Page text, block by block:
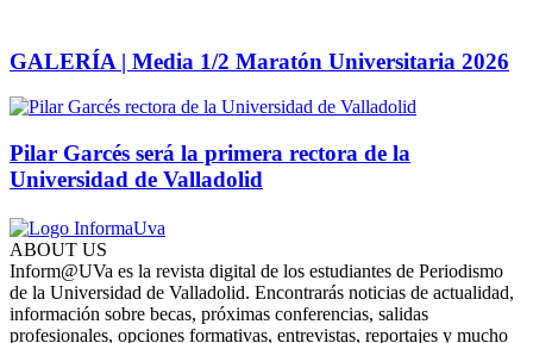
GALERÍA | Media 1/2 Maratón Universitaria 2026
Pilar Garcés será la primera rectora de la
Universidad de Valladolid
ABOUT US
Inform@UVa es la revista digital de los estudiantes de Periodismo
de la Universidad de Valladolid. Encontrarás noticias de actualidad,
información sobre becas, próximas conferencias, salidas
profesionales, opciones formativas, entrevistas, reportajes y mucho